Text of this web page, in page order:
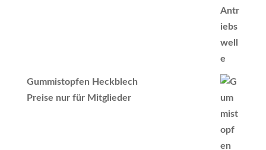
Gummistopfen Heckblech
Preise nur für Mitglieder